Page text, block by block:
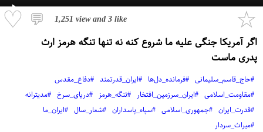
♡ 💬 1,251 viewand3 like ☆
اگر آمریکا جنگی علیه ما شروع کنه نه تنها تنگه هرمز ارث
پدری ماست
#حاج_قاسم_سلیمانی #فرمانده_دل‌ها #ایران_قدرتمند #دفاع_مقدس
#مقاومت_اسلامی #ایران_سرزمین_افتخار #تنگه_هرمز #دریای_سرخ #مدیترانه
#قدرت_ایران #جمهوری_اسلامی #سپاه_پاسداران #شعار_سال #ایران_ما
#میراث_سردار